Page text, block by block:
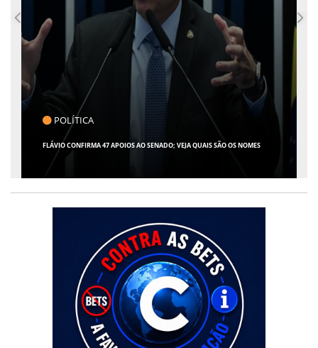
POLÍTICA
FLÁVIO CONFIRMA 47 APOIOS AO SENADO; VEJA QUAIS SÃO OS NOMES